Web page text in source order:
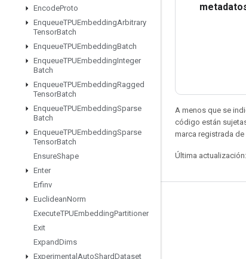
EncodeProto
EnqueueTPUEmbeddingArbitrary
TensorBatch
EnqueueTPUEmbeddingBatch
EnqueueTPUEmbeddingInteger
Batch
EnqueueTPUEmbeddingRagged
TensorBatch
EnqueueTPUEmbeddingSparse
Batch
EnqueueTPUEmbeddingSparse
TensorBatch
EnsureShape
Enter
Erfinv
EuclideanNorm
ExecuteTPUEmbeddingPartitioner
Exit
ExpandDims
Experimental AutoShardDataset
A menos que se
código están
marca registrada
Última actualización:
Seguir conectado